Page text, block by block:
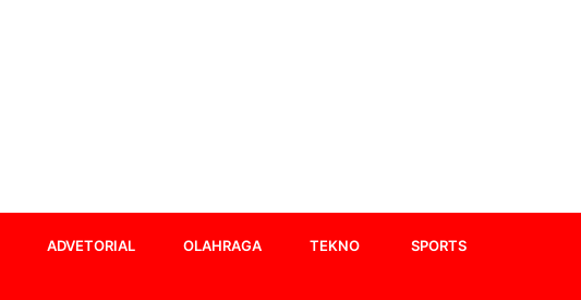
ADVETORIAL OLAHRAGA TEKNO SPORTS